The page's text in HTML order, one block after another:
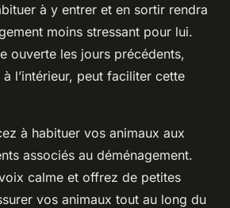
à y entrer et en sortir rendra
moins stressant pour lui.
ouverte les jours précédents,
l’intérieur, peut faciliter cette
à habituer vos animaux aux
associés au déménagement.
calme et offrez de petites
vos animaux tout au long du